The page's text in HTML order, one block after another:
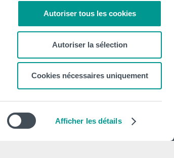
Afficher les détails
Autoriser tous les cookies
Autoriser la sélection
Cookies nécessaires uniquement
Newsletter
S'abonner
Mentions légales